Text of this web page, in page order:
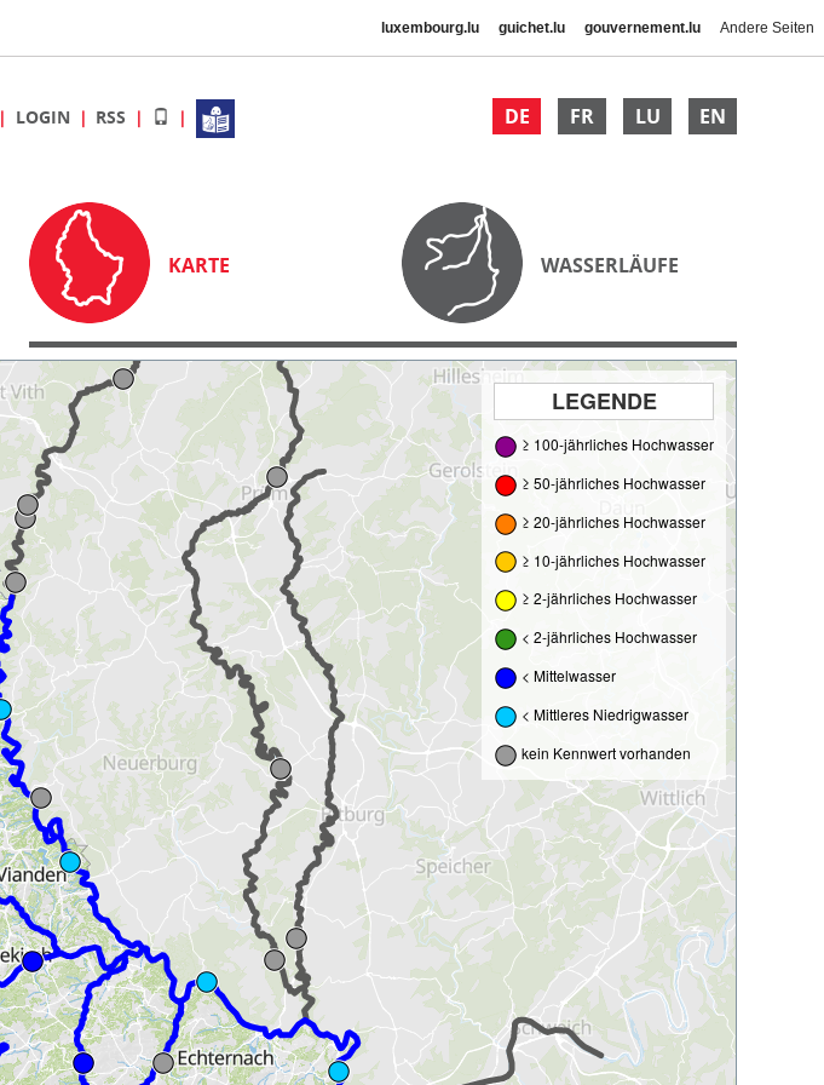
luxembourg.lu guichet.lu gouvernement.lu Andere Seiten
DE FR LU EN
LOGIN RSS
KARTE WASSERLÄUFE
LEGENDE
≥ 100-jährliches Hochwasser
≥ 50-jährliches Hochwasser
≥ 20-jährliches Hochwasser
≥ 10-jährliches Hochwasser
≥ 2-jährliches Hochwasser
< 2-jährliches Hochwasser
< Mittelwasser
< Mittleres Niedrigwasser
kein Kennwert vorhanden